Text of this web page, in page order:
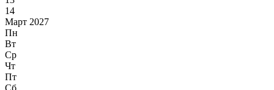
14
Март 2027
Пн
Вт
Ср
Чт
Пт